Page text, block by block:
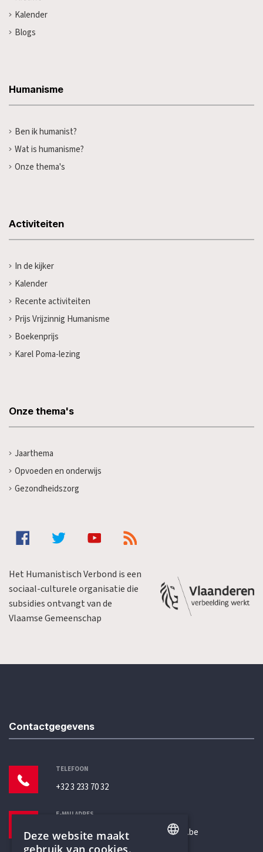
Kalender
Blogs
Humanisme
Ben ik humanist?
Wat is humanisme?
Onze thema's
Activiteiten
In de kijker
Kalender
Recente activiteiten
Prijs Vrijzinnig Humanisme
Boekenprijs
Karel Poma-lezing
Onze thema's
Jaarthema
Opvoeden en onderwijs
Gezondheidszorg
Het Humanistisch Verbond is een
sociaal-culturele organisatie die
subsidies ontvangt van de
Vlaamse Gemeenschap
Contactgegevens
TELEFOON
+32 3 233 70 32
E-MAILADRES
secretariaat@humanistischverbond.be
Deze website maakt
gebruik van cookies.